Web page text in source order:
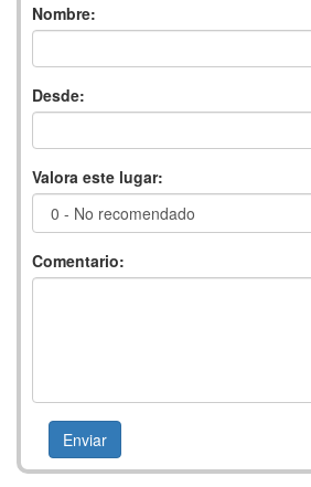
Nombre:
Desde:
Valora este lugar:
Comentario: